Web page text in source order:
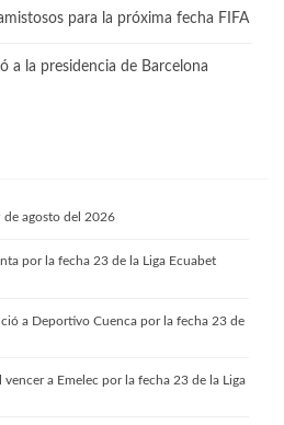
para la próxima fecha FIFA
a la presidencia de Barcelona
de agosto del 2026
por la fecha 23 de la Liga Ecuabet
a Deportivo Cuenca por la fecha 23 de
a Emelec por la fecha 23 de la Liga